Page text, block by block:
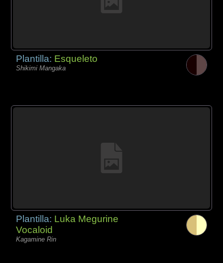
Plantilla: Esqueleto
Shikimi Mangaka
Plantilla: Luka Megurine
Vocaloid
Kagamine Rin